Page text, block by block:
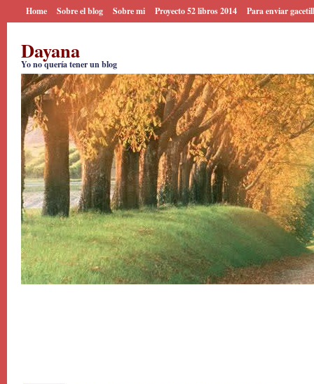
Home Sobre el blog Sobre mi Proyecto 52 libros 2014 Para enviar
Dayana
Yo no quería tener un blog